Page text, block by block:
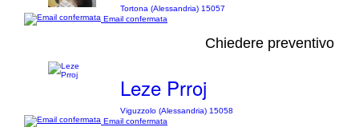
Tortona (Alessandria) 15057
Email confermata
Chiedere preventivo
Leze Prroj
Viguzzolo (Alessandria) 15058
Email confermata